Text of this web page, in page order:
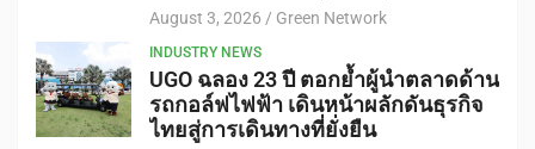
August 3, 2026 Green Network
INDUSTRY NEWS
UGO ฉลอง 23 ปี ตอกย้ำผู้นำตลาดด้าน
รถกอล์ฟไฟฟ้า เดินหน้าผลักดันธุรกิจ
ไทยสู่การเดินทางที่ยั่งยืน